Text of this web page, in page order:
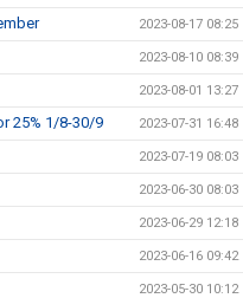
2023-08-17 08:25
2023-08-10 08:39
2023-08-01 13:27
25% 1/8-30/9 2023-07-31 16:48
2023-07-19 08:03
2023-06-30 08:03
2023-06-29 12:18
2023-06-16 09:42
2023-05-30 10:12